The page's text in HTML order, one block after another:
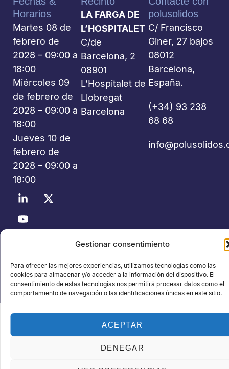
Gestionar consentimiento
Para ofrecer las mejores experiencias, utilizamos tecnologías como las
cookies para almacenar y/o acceder a la información del dispositivo. El
consentimiento de estas tecnologías nos permitirá procesar datos como el
comportamiento de navegación o las identificaciones únicas en este sitio.
ACEPTAR
DENEGAR
Horarios
Martes 08 de
febrero de
2028 – 09:00 a
18:00
Miércoles 09
de febrero de
2028 – 09:00 a
18:00
Jueves 10 de
febrero de
2028 – 09:00 a
18:00
LA FARGA DE
L’HOSPITALET
C/de
Barcelona, 2
08901
L’Hospitalet de
Llobregat
Barcelona
polusolidos
C/ Francisco
Giner, 27 bajos
08012
Barcelona,
España.
(+34) 93 238
68 68
©2026 Polusolidos® - Todos los derechos reservados -
folio 22, tomo 22.184 hoja nºB-32669
Política de Privacidad de Datos Política de CookiesAviso legal